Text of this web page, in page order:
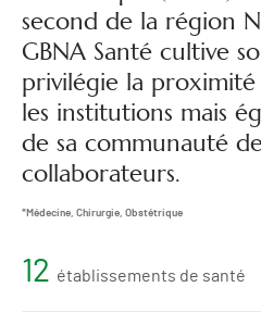
second de la région
GBNA Santé cultive
privilégie la
les institutions mais
de sa communauté
collaborateurs.
*Médecine, Chirurgie, Obstétrique
12 établissements de santé